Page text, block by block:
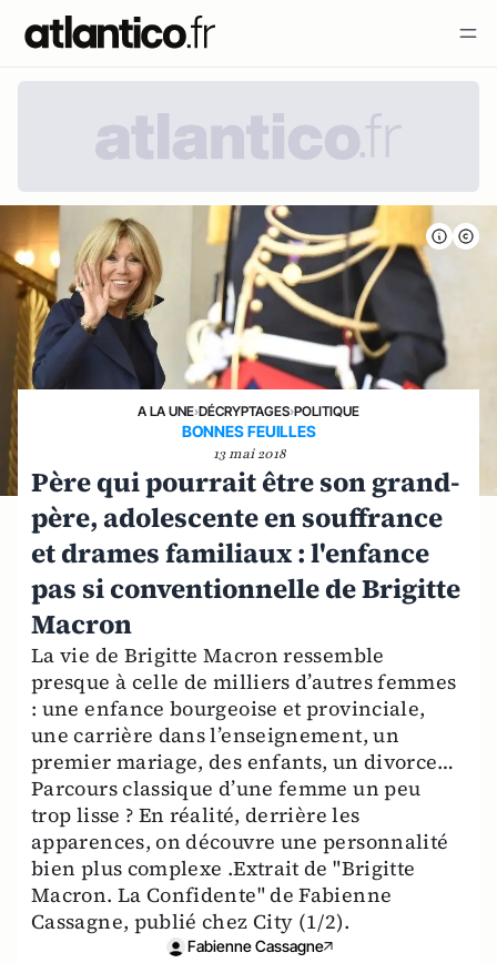
A LA UNE›DÉCRYPTAGES›POLITIQUE
BONNES FEUILLES
13 mai 2018
Père qui pourrait être son grand-
père, adolescente en souffrance
et drames familiaux : l'enfance
pas si conventionnelle de Brigitte
Macron
La vie de Brigitte Macron ressemble
presque à celle de milliers d’autres femmes
: une enfance bourgeoise et provinciale,
une carrière dans l’enseignement, un
premier mariage, des enfants, un divorce…
Parcours classique d’une femme un peu
trop lisse ? En réalité, derrière les
apparences, on découvre une personnalité
bien plus complexe .Extrait de "Brigitte
Macron. La Confidente" de Fabienne
Cassagne, publié chez City (1/2).
Fabienne Cassagne